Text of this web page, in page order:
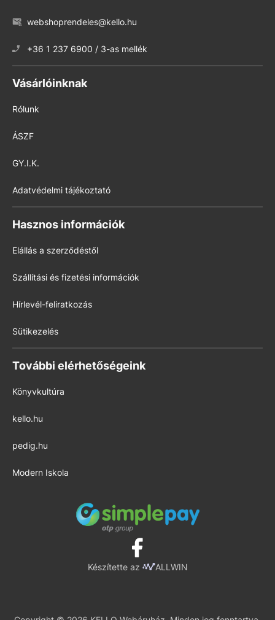
webshoprendeles@kello.hu
+36 1 237 6900 / 3-as mellék
Vásárlóinknak
Rólunk
ÁSZF
GY.I.K.
Adatvédelmi tájékoztató
Hasznos információk
Elállás a szerződéstől
Szállítási és fizetési információk
Hírlevél-feliratkozás
Sütikezelés
További elérhetőségeink
Könyvkultúra
kello.hu
pedig.hu
Modern Iskola
Készítette az ALLWIN